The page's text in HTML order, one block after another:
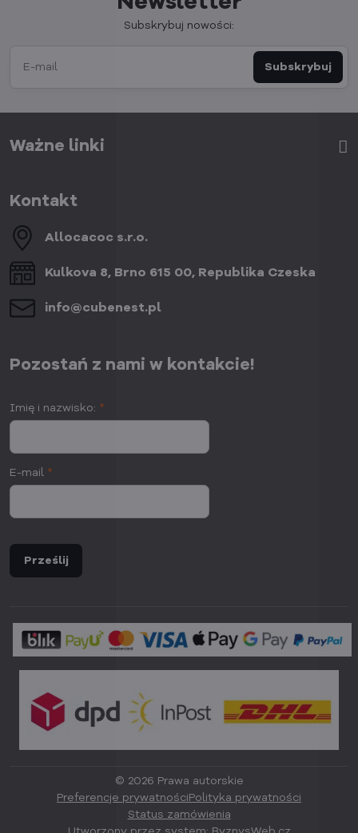
Subskrybuj nowości:
Subskrybuj
Ważne linki
Kontakt
Allocacoc s​.r​.o​.
Kulkova 8, Brno 615 00, Republika Czeska
info​@cubenest​.pl
Pozostań z nami w kontakcie!
Imię i nazwisko: *
E-mail *
Prześlij
© 2026 Prawa autorskie
Preferencje prywatności Polityka prywatności
Status zamówienia